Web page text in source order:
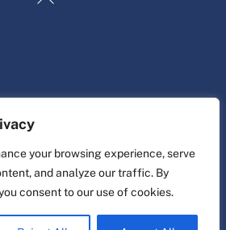
your browsing experience, serve
and analyze our traffic. By
consent to our use of cookies.
ιστοσελίδας από
English
Croatian
Dutch